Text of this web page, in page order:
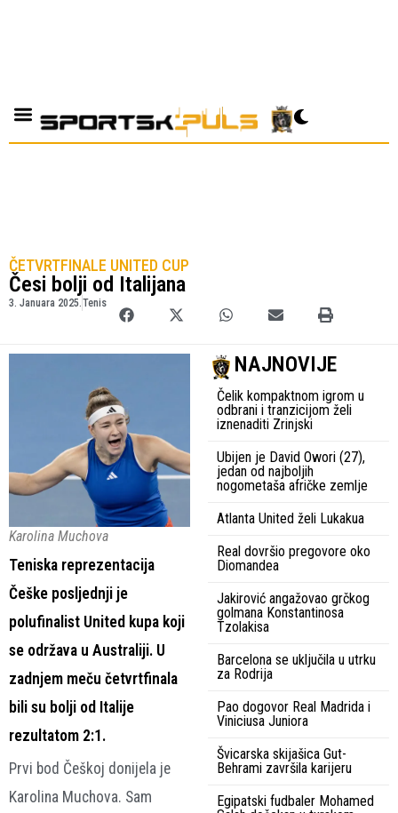
ČETVRTFINALE UNITED CUP
Česi bolji od Italijana
3. Januara 2025. Tenis
Karolina Muchova
Teniska reprezentacija
Češke posljednji je
polufinalist United kupa koji
se održava u Australiji. U
zadnjem meču četvrtfinala
bili su bolji od Italije
rezultatom 2:1.
Prvi bod Češkoj donijela je
Karolina Muchova. Sam
NAJNOVIJE
Čelik kompaktnom igrom u
odbrani i tranzicijom želi
iznenaditi Zrinjski
Ubijen je David Owori (27),
jedan od najboljih
nogometaša afričke zemlje
Atlanta United želi Lukakua
Real dovršio pregovore oko
Diomandea
Jakirović angažovao grčkog
golmana Konstantinosa
Tzolakisa
Barcelona se uključila u utrku
za Rodrija
Pao dogovor Real Madrida i
Viniciusa Juniora
Švicarska skijašica Gut-
Behrami završila karijeru
Egipatski fudbaler Mohamed